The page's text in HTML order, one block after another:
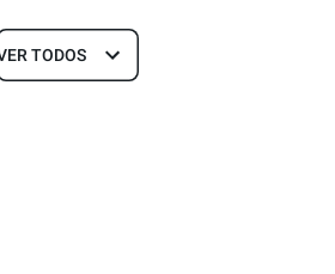
Tamaños
TODOS